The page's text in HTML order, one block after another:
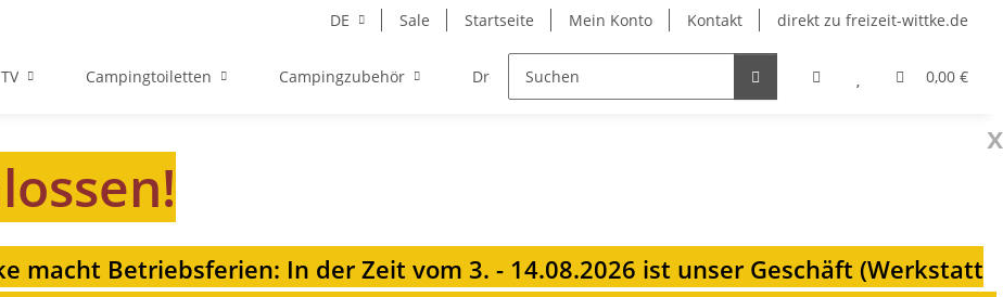
DE Sale Startseite Mein Konto Kontakt direkt zu freizeit-wittke.de
0,00 €
Campingtoiletten Campingzubehör Drehkonsolen Heizungen für Ihren
x
macht Betriebsferien: In der Zeit vom 3. - 14.08.2026 ist unser Geschäft (Werkstatt